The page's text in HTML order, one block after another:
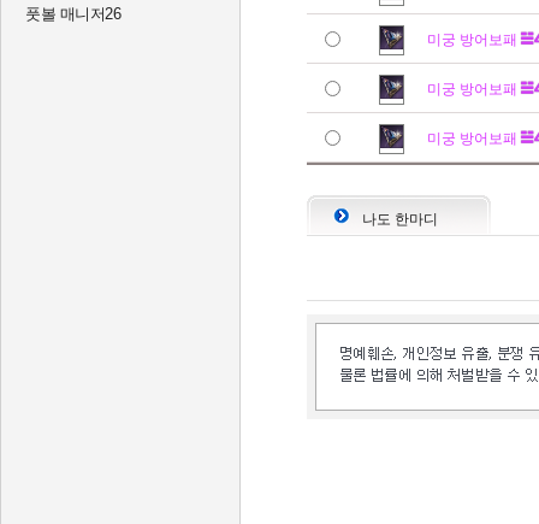
풋볼 매니저26
미궁 방어보패
미궁 방어보패
미궁 방어보패
나도 한마디